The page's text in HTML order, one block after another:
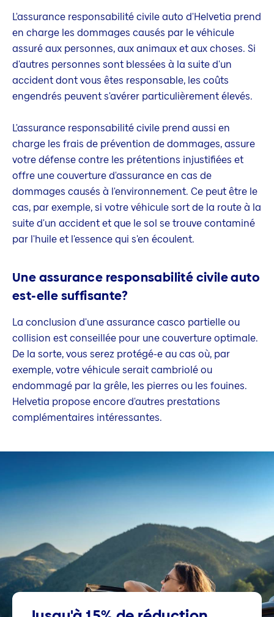
L'assurance responsabilité civile auto d'Helvetia prend
en charge les dommages causés par le véhicule
assuré aux personnes, aux animaux et aux choses. Si
d'autres personnes sont blessées à la suite d'un
accident dont vous êtes responsable, les coûts
engendrés peuvent s'avérer particulièrement élevés.
L'assurance responsabilité civile prend aussi en
charge les frais de prévention de dommages, assure
votre défense contre les prétentions injustifiées et
offre une couverture d'assurance en cas de
dommages causés à l'environnement. Ce peut être le
cas, par exemple, si votre véhicule sort de la route à la
suite d'un accident et que le sol se trouve contaminé
par l'huile et l'essence qui s'en écoulent.
Une assurance responsabilité civile auto
est-elle suffisante?
La conclusion d'une assurance casco partielle ou
collision est conseillée pour une couverture optimale.
De la sorte, vous serez protégé-e au cas où, par
exemple, votre véhicule serait cambriolé ou
endommagé par la grêle, les pierres ou les fouines.
Helvetia propose encore d'autres prestations
complémentaires intéressantes.